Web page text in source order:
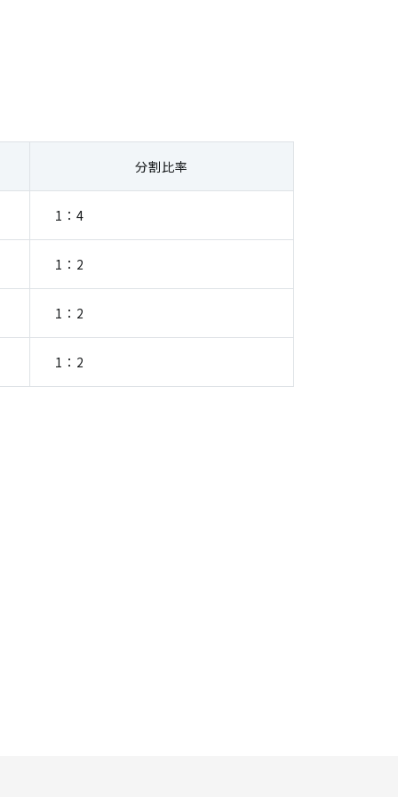
分割比率
1：4
1：2
1：2
1：2